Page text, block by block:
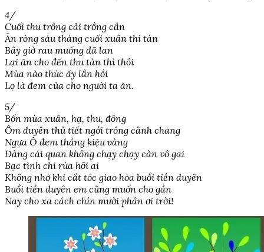
4/
Cuối thu trồng cải trồng cần
Ăn ròng sáu tháng cuối xuân thì tàn
Bây giờ rau muống đã lan
Lại ăn cho đến thu tàn thì thôi
Mùa nào thức ấy lần hồi
Lọ là đem của cho người ta ăn.
5/
Bốn mùa xuân, hạ, thu, đông
Ôm duyên thủ tiết ngồi trông cảnh chàng
Ngựa Ô đem thắng kiệu vàng
Đàng cái quan không chạy chạy càn vô gai
Bạc tình chi rứa hỡi ai
Không nhớ khi cắt tóc giao hòa buổi tiền duyên
Buổi tiền duyên em cũng muốn cho gần
Nay cho xa cách chín mười phân ơi trời!